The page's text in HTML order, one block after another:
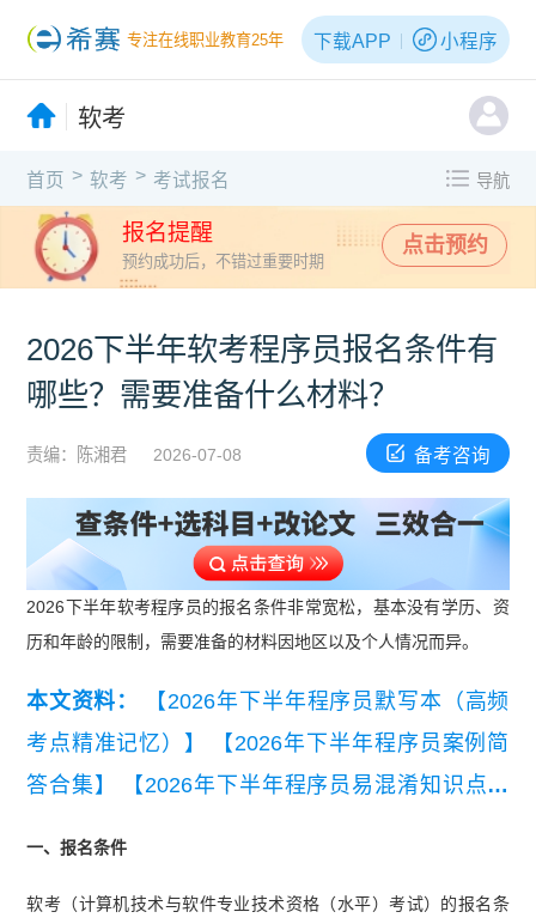
专注在线职业教育25年 下载APP 小程序
软考
首页 > 软考 > 考试报名 导航
报名提醒
预约成功后，不错过重要时期
点击预约
2026下半年软考程序员报名条件有
哪些？需要准备什么材料？
责编：陈湘君 2026-07-08 备考咨询
2026下半年软考程序员的报名条件非常宽松，基本没有学历、资
历和年龄的限制，需要准备的材料因地区以及个人情况而异。
本文资料：
【2026年下半年程序员默写本（高频
考点精准记忆）】
【2026年下半年程序员案例简
答合集】
【2026年下半年程序员易混淆知识点】
一、报名条件
软考（计算机技术与软件专业技术资格（水平）考试）的报名条